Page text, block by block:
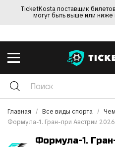
TicketKosta поставщик
могут быть выше или ниже
Главная Все виды спорта
Формула-1. Гран-при Австрии 2026
Формула-1.